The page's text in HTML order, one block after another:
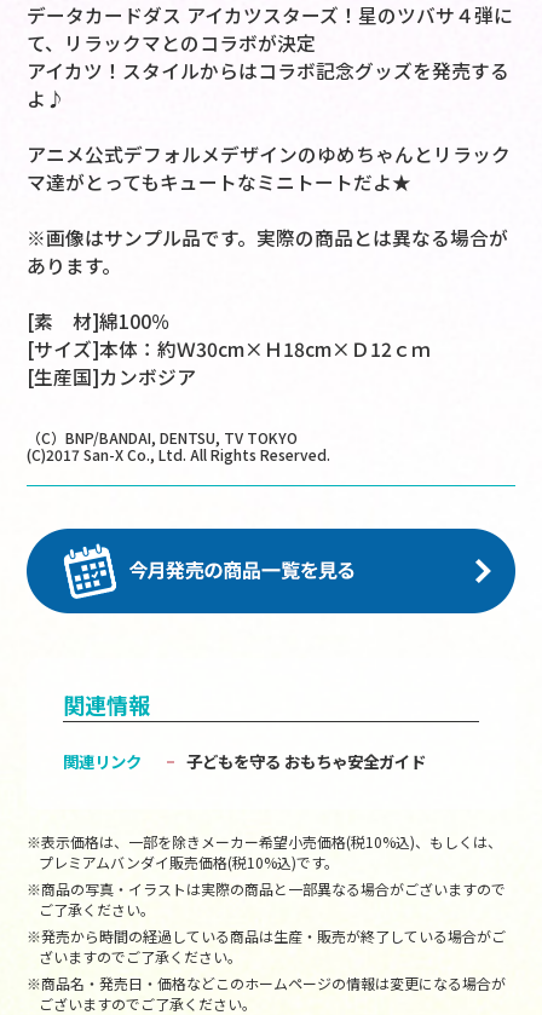
データカードダス アイカツスターズ！星のツバサ４弾に
て、リラックマとのコラボが決定
アイカツ！スタイルからはコラボ記念グッズを発売する
よ♪
アニメ公式デフォルメデザインのゆめちゃんとリラック
マ達がとってもキュートなミニトートだよ★
※画像はサンプル品です。実際の商品とは異なる場合が
あります。
[素 材]綿100％
[サイズ]本体：約Ｗ30cm×Ｈ18cm×Ｄ12ｃｍ
[生産国]カンボジア
（C）BNP/BANDAI, DENTSU, TV TOKYO
(C)2017 San-X Co., Ltd. All Rights Reserved.
関連情報
関連リンク 子どもを守る おもちゃ安全ガイド
※表示価格は、一部を除きメーカー希望小売価格(税10%込)、もしくは、
プレミアムバンダイ販売価格(税10%込)です。
※商品の写真・イラストは実際の商品と一部異なる場合がございますので
ご了承ください。
※発売から時間の経過している商品は生産・販売が終了している場合がご
ざいますのでご了承ください。
※商品名・発売日・価格などこのホームページの情報は変更になる場合が
ございますのでご了承ください。